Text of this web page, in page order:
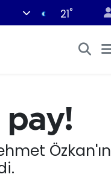
21°
pay!
Özkan'ın